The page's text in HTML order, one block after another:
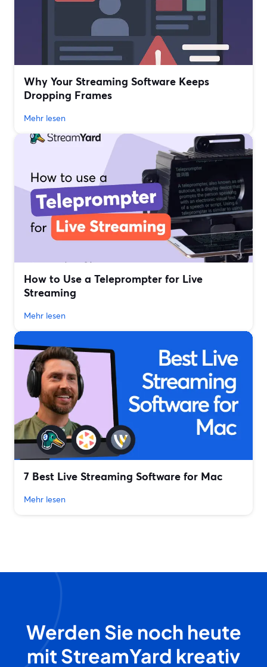
Why Your Streaming Software Keeps
Dropping Frames
Mehr lesen
How to Use a Teleprompter for Live
Streaming
Mehr lesen
7 Best Live Streaming Software for Mac
Mehr lesen
Werden Sie noch heute
mit StreamYard kreativ